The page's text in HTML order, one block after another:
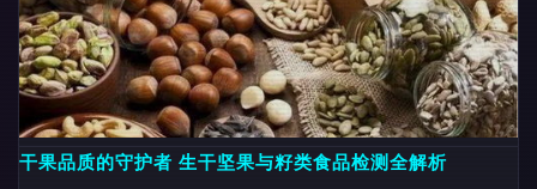
干果品质的守护者 生干坚果与籽类食品检测全解析